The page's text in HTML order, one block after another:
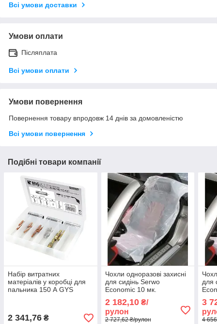
Всі умови доставки
Умови оплати
Післяплата
Всі умови оплати
Умови повернення
Повернення товару впродовж 14 днів за домовленістю
Всі умови повернення
Подібні товари компанії
Набір витратних
матеріалів у коробці для
пальника 150 А GYS
2 341,76 ₴
Чохли одноразові захисні
для сидінь Serwo
Economic 10 мк.
(0990221), поліетиленові,
в рулоні (250 шт.)
2 182,10₴/
рулон
2 727,62 ₴/рулон
для
в
3
4